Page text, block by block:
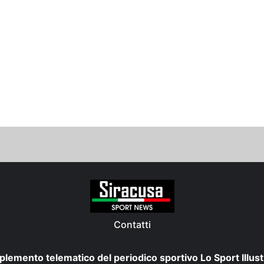
Contatti
telematico del periodico sportivo Lo Sport